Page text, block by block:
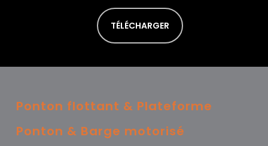
TÉLÉCHARGER
Ponton flottant & Plateforme
Ponton & Barge motorisé